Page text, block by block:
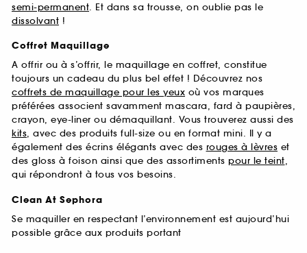
semi-permanent. Et dans sa trousse, on oublie pas le
dissolvant !
Coffret Maquillage
A offrir ou à s’offrir, le maquillage en coffret, constitue
toujours un cadeau du plus bel effet ! Découvrez nos
coffrets de maquillage pour les yeux où vos marques
préférées associent savamment mascara, fard à paupières,
crayon, eye-liner ou démaquillant. Vous trouverez aussi des
kits, avec des produits full-size ou en format mini. Il y a
également des écrins élégants avec des rouges à lèvres et
des gloss à foison ainsi que des assortiments pour le teint,
qui répondront à tous vos besoins.
Clean At Sephora
Se maquiller en respectant l’environnement est aujourd’hui
possible grâce aux produits portant